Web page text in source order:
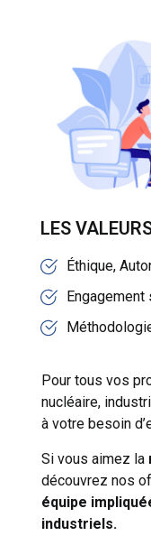
LES
Éthique,
Pour tous vos
nucléaire,
à votre besoin
Si vous aimez la
découvrez nos
équipe
industriels.